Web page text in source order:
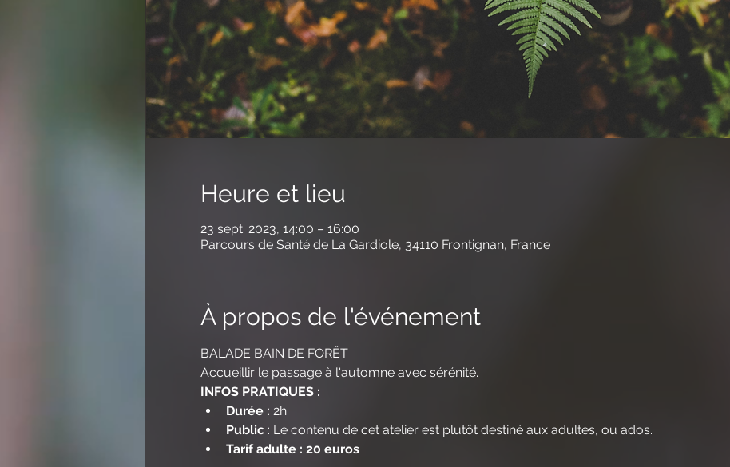
Heure et lieu
23 sept. 2023, 14:00 – 16:00
Parcours de Santé de La Gardiole, 34110 Frontignan, France
À propos de l'événement
BALADE BAIN DE FORÊT
Accueillir le passage à l'automne avec sérénité.
INFOS PRATIQUES :
Durée : 2h
Public : Le contenu de cet atelier est plutôt destiné aux adultes, ou ados.
Tarif adulte : 20 euros